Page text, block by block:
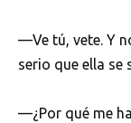
—Ve tú, vete. Y
serio que ella se
—¿Por qué me